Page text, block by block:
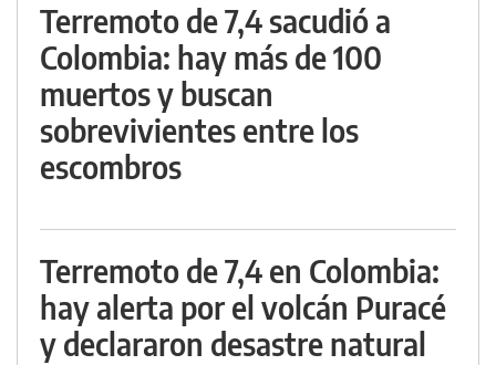
Terremoto de 7,4 sacudió a
Colombia: hay más de 100
muertos y buscan
sobrevivientes entre los
escombros
Terremoto de 7,4 en Colombia:
hay alerta por el volcán Puracé
y declararon desastre natural